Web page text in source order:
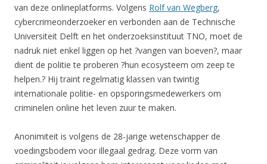
van deze onlineplatforms. Volgens Rolf van Wegberg,
cybercrimeonderzoeker en verbonden aan de Technische
Universiteit Delft en het onderzoeksinstituut TNO, moet de
nadruk niet enkel liggen op het ?vangen van boeven?, maar
dient de politie te proberen ?hun ecosysteem om zeep te
helpen.? Hij traint regelmatig klassen van twintig
internationale politie- en opsporingsmedewerkers om
criminelen online het leven zuur te maken.
Anonimiteit is volgens de 28-jarige wetenschapper de
voedingsbodem voor illegaal gedrag. Deze vorm van